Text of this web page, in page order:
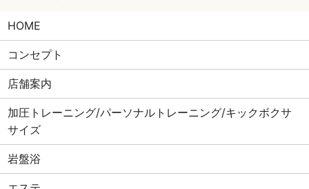
HOME
コンセプト
店舗案内
加圧トレーニング/パーソナルトレーニング/キックボクサ
サイズ
岩盤浴